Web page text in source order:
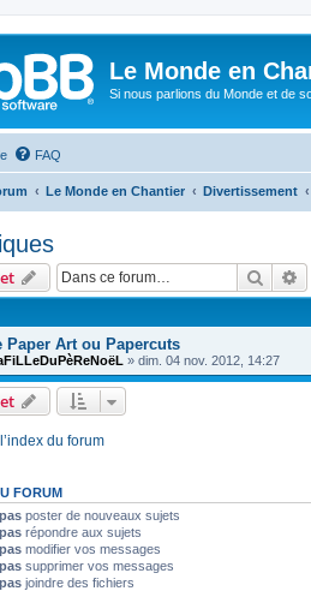
Le Monde en
Si nous parlions du Monde et de
FAQ
Le Monde en Chantier Divertissement
Paper Art ou Papercuts
» dim. 04 nov. 2012, 14:27
du forum
FORUM
poster de nouveaux sujets
répondre aux sujets
modifier vos messages
supprimer vos messages
joindre des fichiers